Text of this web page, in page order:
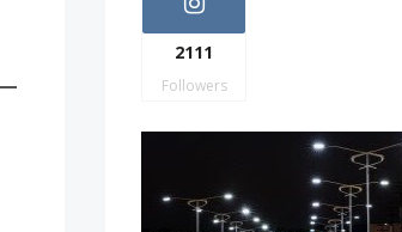
2111
Followers